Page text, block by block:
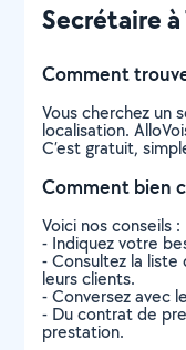
Secrétaire
Comment
Vous cherchez un
localisation.
C’est gratuit,
Comment bien
Voici nos conseils :
- Indiquez votre
- Consultez la liste
leurs clients.
- Conversez avec
- Du contrat de
prestation.